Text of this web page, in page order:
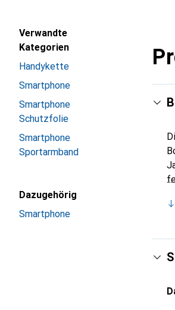
Verwandte
Kategorien
Handykette
Smartphone
Smartphone
Schutzfolie
Smartphone
Sportarmband
Dazugehörig
Smartphone